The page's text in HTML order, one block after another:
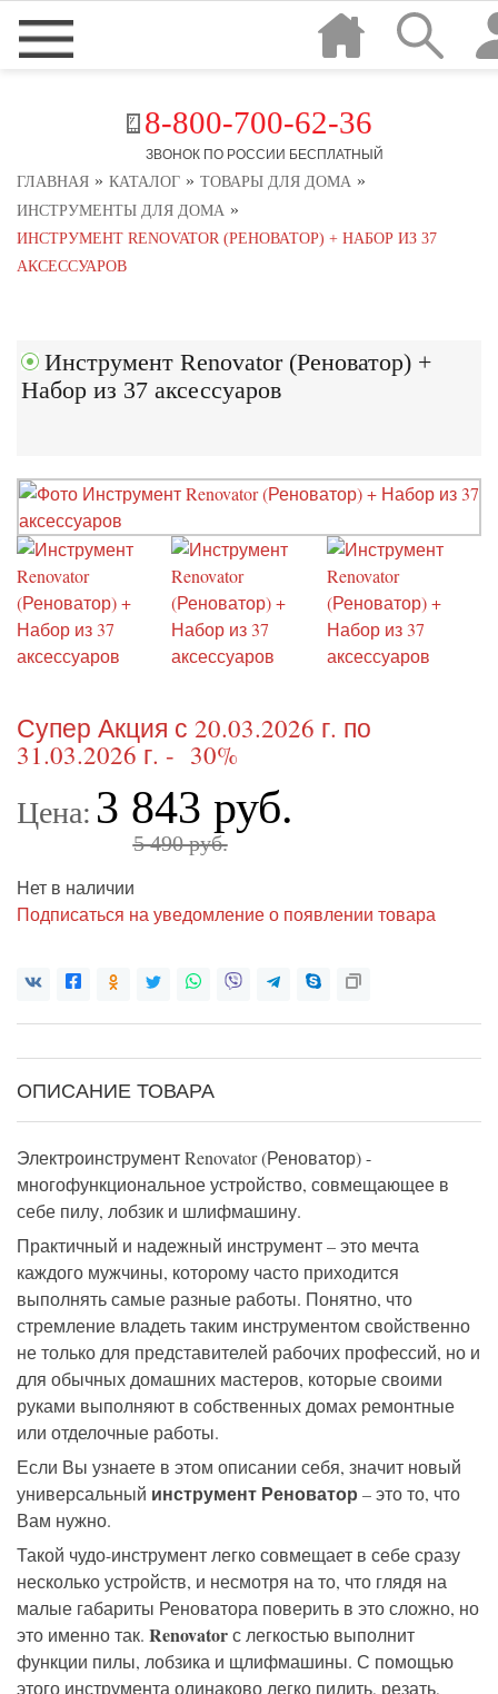
8-800-700-62-36
ЗВОНОК ПО РОССИИ БЕСПЛАТНЫЙ
ГЛАВНАЯ » КАТАЛОГ » ТОВАРЫ ДЛЯ ДОМА »
ИНСТРУМЕНТЫ ДЛЯ ДОМА »
ИНСТРУМЕНТ RENOVATOR (РЕНОВАТОР) + НАБОР ИЗ 37
АКСЕССУАРОВ
Инструмент Renovator (Реноватор) +
Набор из 37 аксессуаров
Супер Акция с 20.03.2026 г. по
31.03.2026 г. - 30%
Цена: 3 843 руб.
5 490 руб.
Нет в наличии
Подписаться на уведомление о появлении товара
ОПИСАНИЕ ТОВАРА
Электроинструмент Renovator (Реноватор) -
многофункциональное устройство, совмещающее в
себе пилу, лобзик и шлифмашину.
Практичный и надежный инструмент – это мечта
каждого мужчины, которому часто приходится
выполнять самые разные работы. Понятно, что
стремление владеть таким инструментом свойственно
не только для представителей рабочих профессий, но и
для обычных домашних мастеров, которые своими
руками выполняют в собственных домах ремонтные
или отделочные работы.
Если Вы узнаете в этом описании себя, значит новый
универсальный инструмент Реноватор – это то, что
Вам нужно.
Такой чудо-инструмент легко совмещает в себе сразу
несколько устройств, и несмотря на то, что глядя на
малые габариты Реноватора поверить в это сложно, но
это именно так. Renovatorс легкостью выполнит
функции пилы, лобзика и щлифмашины. С помощью
этого инструмента одинаково легко пилить, резать,